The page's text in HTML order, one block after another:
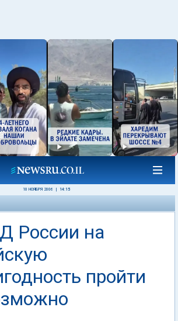
10 НОЯБРЯ 2006 14:15
России на
пройти